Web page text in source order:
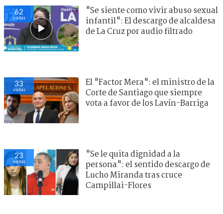
62
visitas
"Se siente como vivir abuso sexual
infantil": El descargo de alcaldesa
de La Cruz por audio filtrado
33
visitas
El "Factor Mera": el ministro de la
Corte de Santiago que siempre
vota a favor de los Lavín-Barriga
23
visitas
"Se le quita dignidad a la
persona": el sentido descargo de
Lucho Miranda tras cruce
Campillai-Flores